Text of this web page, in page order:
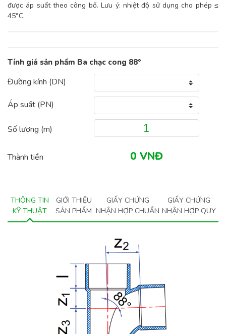
được áp suất theo công bố. Lưu ý: nhiệt độ sử dụng cho phép ≤
45°C.
Tính giá sản phẩm Ba chạc cong 88°
Đường kính (DN)
Áp suất (PN)
Số lượng (m)
Thành tiền
THÔNG TIN
KỸ THUẬT
GIỚI THIỆU
SẢN PHẨM
GIẤY CHỨNG
NHẬN HỢP CHUẨN
GIẤY CHỨNG
NHẬN HỢP QUY